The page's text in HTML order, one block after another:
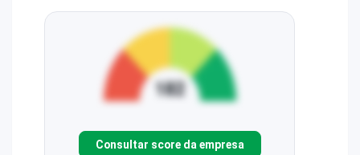
Consultar score da empresa